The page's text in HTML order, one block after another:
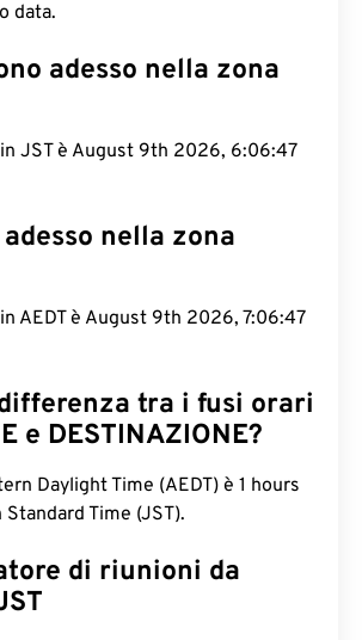
data.
adesso nella zona
JST è August 9th 2026, 6:06:48
nella zona
AEDT è August 9th 2026, 7:06:48
tra i fusi orari
e DESTINAZIONE?
Daylight Time (AEDT) è 1 hours
Time (JST).
di riunioni da